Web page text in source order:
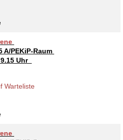
Müller-Kilian-Weg /
Ludwig-Straße
Feld “Deisterspatzen”
/
/
Grote-Weg
/ Familienzentrum
Lau-Hof
/
Müller-Kilian-Weg /
A/PEKiP-Raum
Uhr
Warteliste